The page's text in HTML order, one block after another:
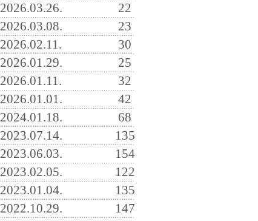
2026.03.26.
22
2026.03.08.
23
2026.02.11.
30
2026.01.29.
25
2026.01.11.
32
2026.01.01.
42
2024.01.18.
68
2023.07.14.
135
2023.06.03.
154
2023.02.05.
122
2023.01.04.
135
2022.10.29.
147